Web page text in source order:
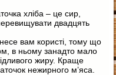
хліба – це сир,
двадцять
вам користі, тому що
в ньому занадто мало
жиру. Краще
нежирного м’яса.